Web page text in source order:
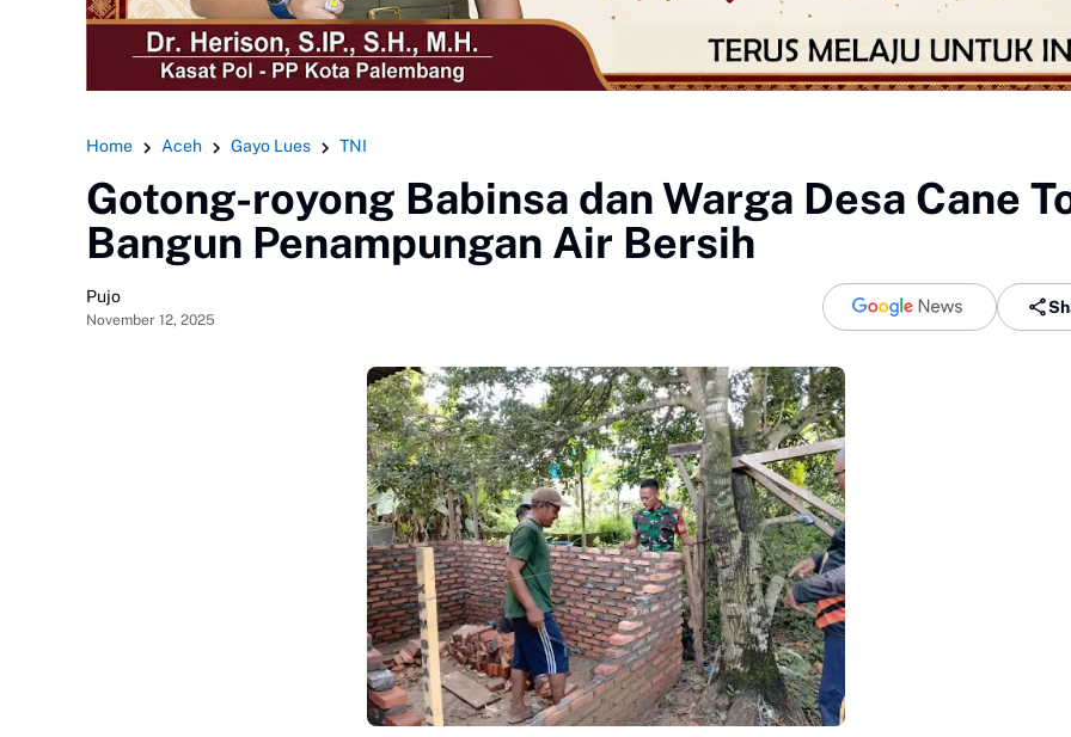
Home Aceh Gayo Lues TNI
Gotong-royong Babinsa dan Warga Desa Cane
Bangun Penampungan Air Bersih
Pujo
November 12, 2025